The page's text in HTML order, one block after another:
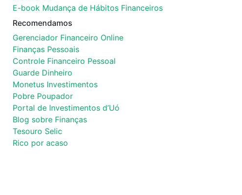
E-book Mudança de Hábitos Financeiros
Recomendamos
Gerenciador Financeiro Online
Finanças Pessoais
Controle Financeiro Pessoal
Guarde Dinheiro
Monetus Investimentos
Pobre Poupador
Portal de Investimentos d’Uó
Blog sobre Finanças
Tesouro Selic
Rico por acaso